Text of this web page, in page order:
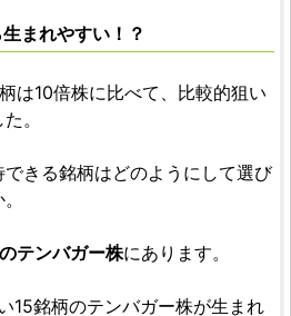
まれやすい！？
は10倍株に比べて、比較的狙い
。
きる銘柄はどのようにして選び
テンバガー株にあります。
15銘柄のテンバガー株が生まれ